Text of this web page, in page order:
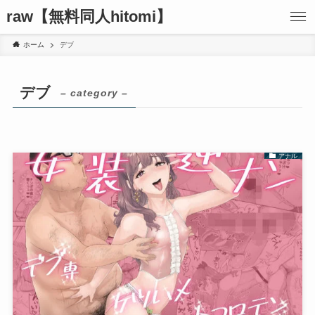
raw【無料同人hitomi】
ホーム デブ
デブ – category –
アナル